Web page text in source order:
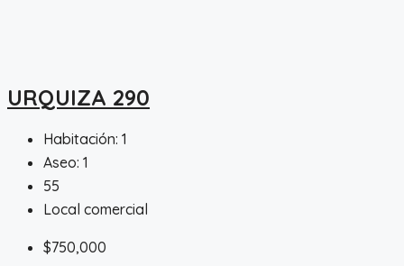
URQUIZA 290
Habitación: 1
Aseo: 1
55
Local comercial
$750,000